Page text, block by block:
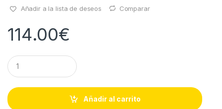
Añadir a la lista de deseos Comparar
114.00€
Q
u
a
t
i
Añadir al carrito